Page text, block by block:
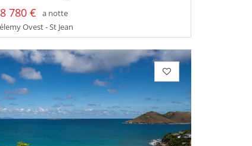
780 €
a notte
Ovest - St Jean